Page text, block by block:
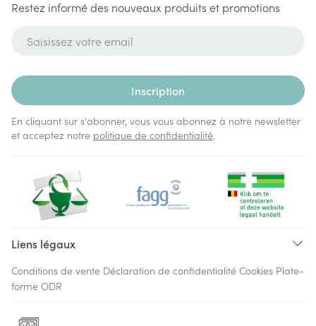
Restez informé des nouveaux produits et promotions
Inscription
En cliquant sur s'abonner, vous vous abonnez à notre newsletter
et acceptez notre politique de confidentialité.
Liens légaux
Conditions de vente Déclaration de confidentialité Cookies Plate-
forme ODR